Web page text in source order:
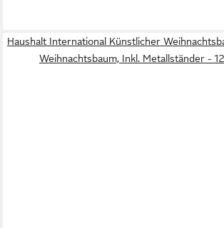
Haushalt International Künstlicher
Weihnachtsbaum, Inkl. Metallständer -